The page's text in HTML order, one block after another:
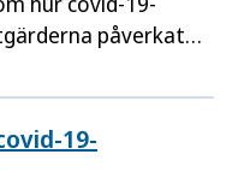
påverkat
på…
19-